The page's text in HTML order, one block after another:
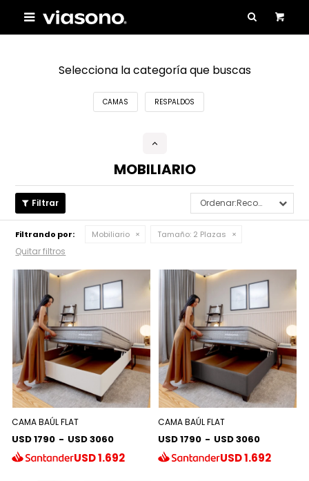

Selecciona la categoría que buscas
CAMAS RESPALDOS
MOBILIARIO
Recomendados
Filtrando por: Mobiliario Tamaño: 2 Plazas
Quitar filtros
CAMA BAÚL FLAT
USD 1790 - USD 3060
USD1.692
CAMA BAÚL FLAT
USD 1790 - USD 3060
USD1.692